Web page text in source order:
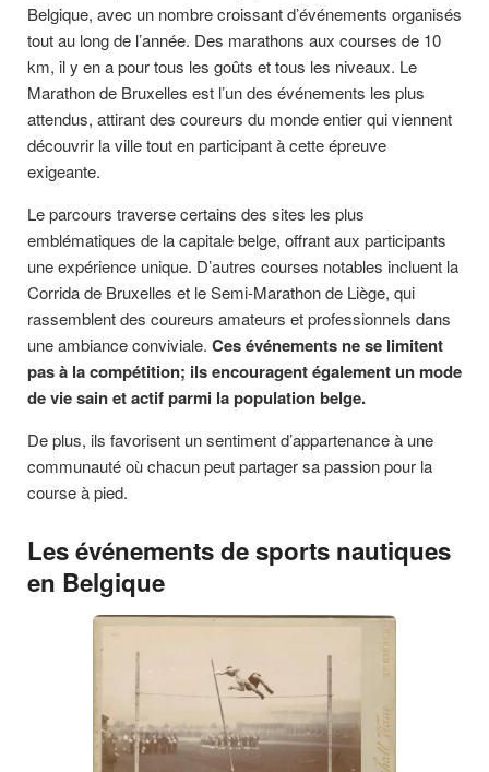
Belgique, avec un nombre croissant d’événements organisés
tout au long de l’année. Des marathons aux courses de 10
km, il y en a pour tous les goûts et tous les niveaux. Le
Marathon de Bruxelles est l’un des événements les plus
attendus, attirant des coureurs du monde entier qui viennent
découvrir la ville tout en participant à cette épreuve
exigeante.
Le parcours traverse certains des sites les plus
emblématiques de la capitale belge, offrant aux participants
une expérience unique. D’autres courses notables incluent la
Corrida de Bruxelles et le Semi-Marathon de Liège, qui
rassemblent des coureurs amateurs et professionnels dans
une ambiance conviviale. Ces événements ne se limitent
pas à la compétition; ils encouragent également un mode
de vie sain et actif parmi la population belge.
De plus, ils favorisent un sentiment d’appartenance à une
communauté où chacun peut partager sa passion pour la
course à pied.
Les événements de sports nautiques
en Belgique